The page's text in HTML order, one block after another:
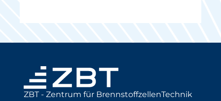
ZBT - Zentrum für BrennstoffzellenTechnik